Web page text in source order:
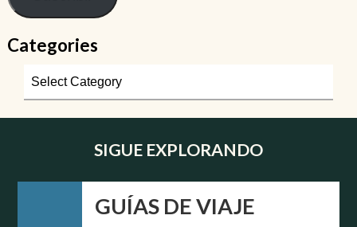
Categories
SIGUE EXPLORANDO
GUÍAS DE VIAJE